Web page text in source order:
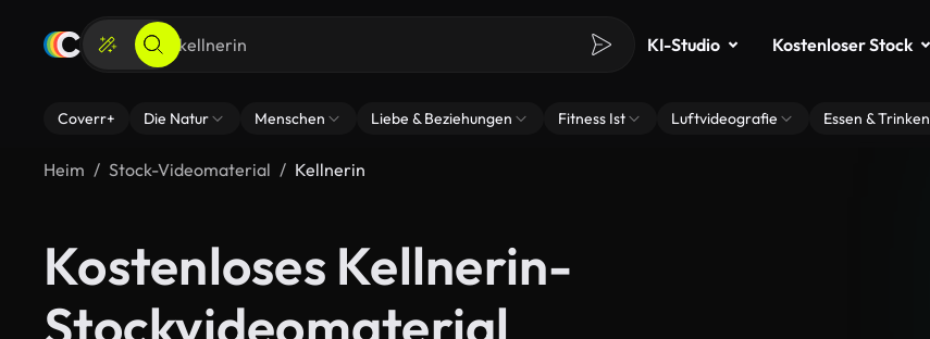
KI-Studio Kostenloser Stock
Coverr+ Die Natur Menschen Liebe & Beziehungen Fitness Ist Luftvideografie Essen & Trinken
Heim Stock-Videomaterial Kellnerin
Kostenloses Kellnerin-
Stockvideomaterial